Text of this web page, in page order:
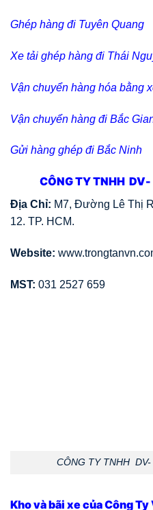
Ghép hàng đi Tuyên Quang
Xe tải ghép hàng đi Thái
Vận chuyển hàng hóa bằng
Vận chuyển hàng đi Bắc
Gửi hàng ghép đi Bắc Ninh
CÔNG TY TNHH
Địa Chỉ: M7, Đường Lê Thị
12. TP. HCM.
Website:
MST: 031 2527 659
CÔNG TY TNHH
Kho và bãi xe của Công Ty